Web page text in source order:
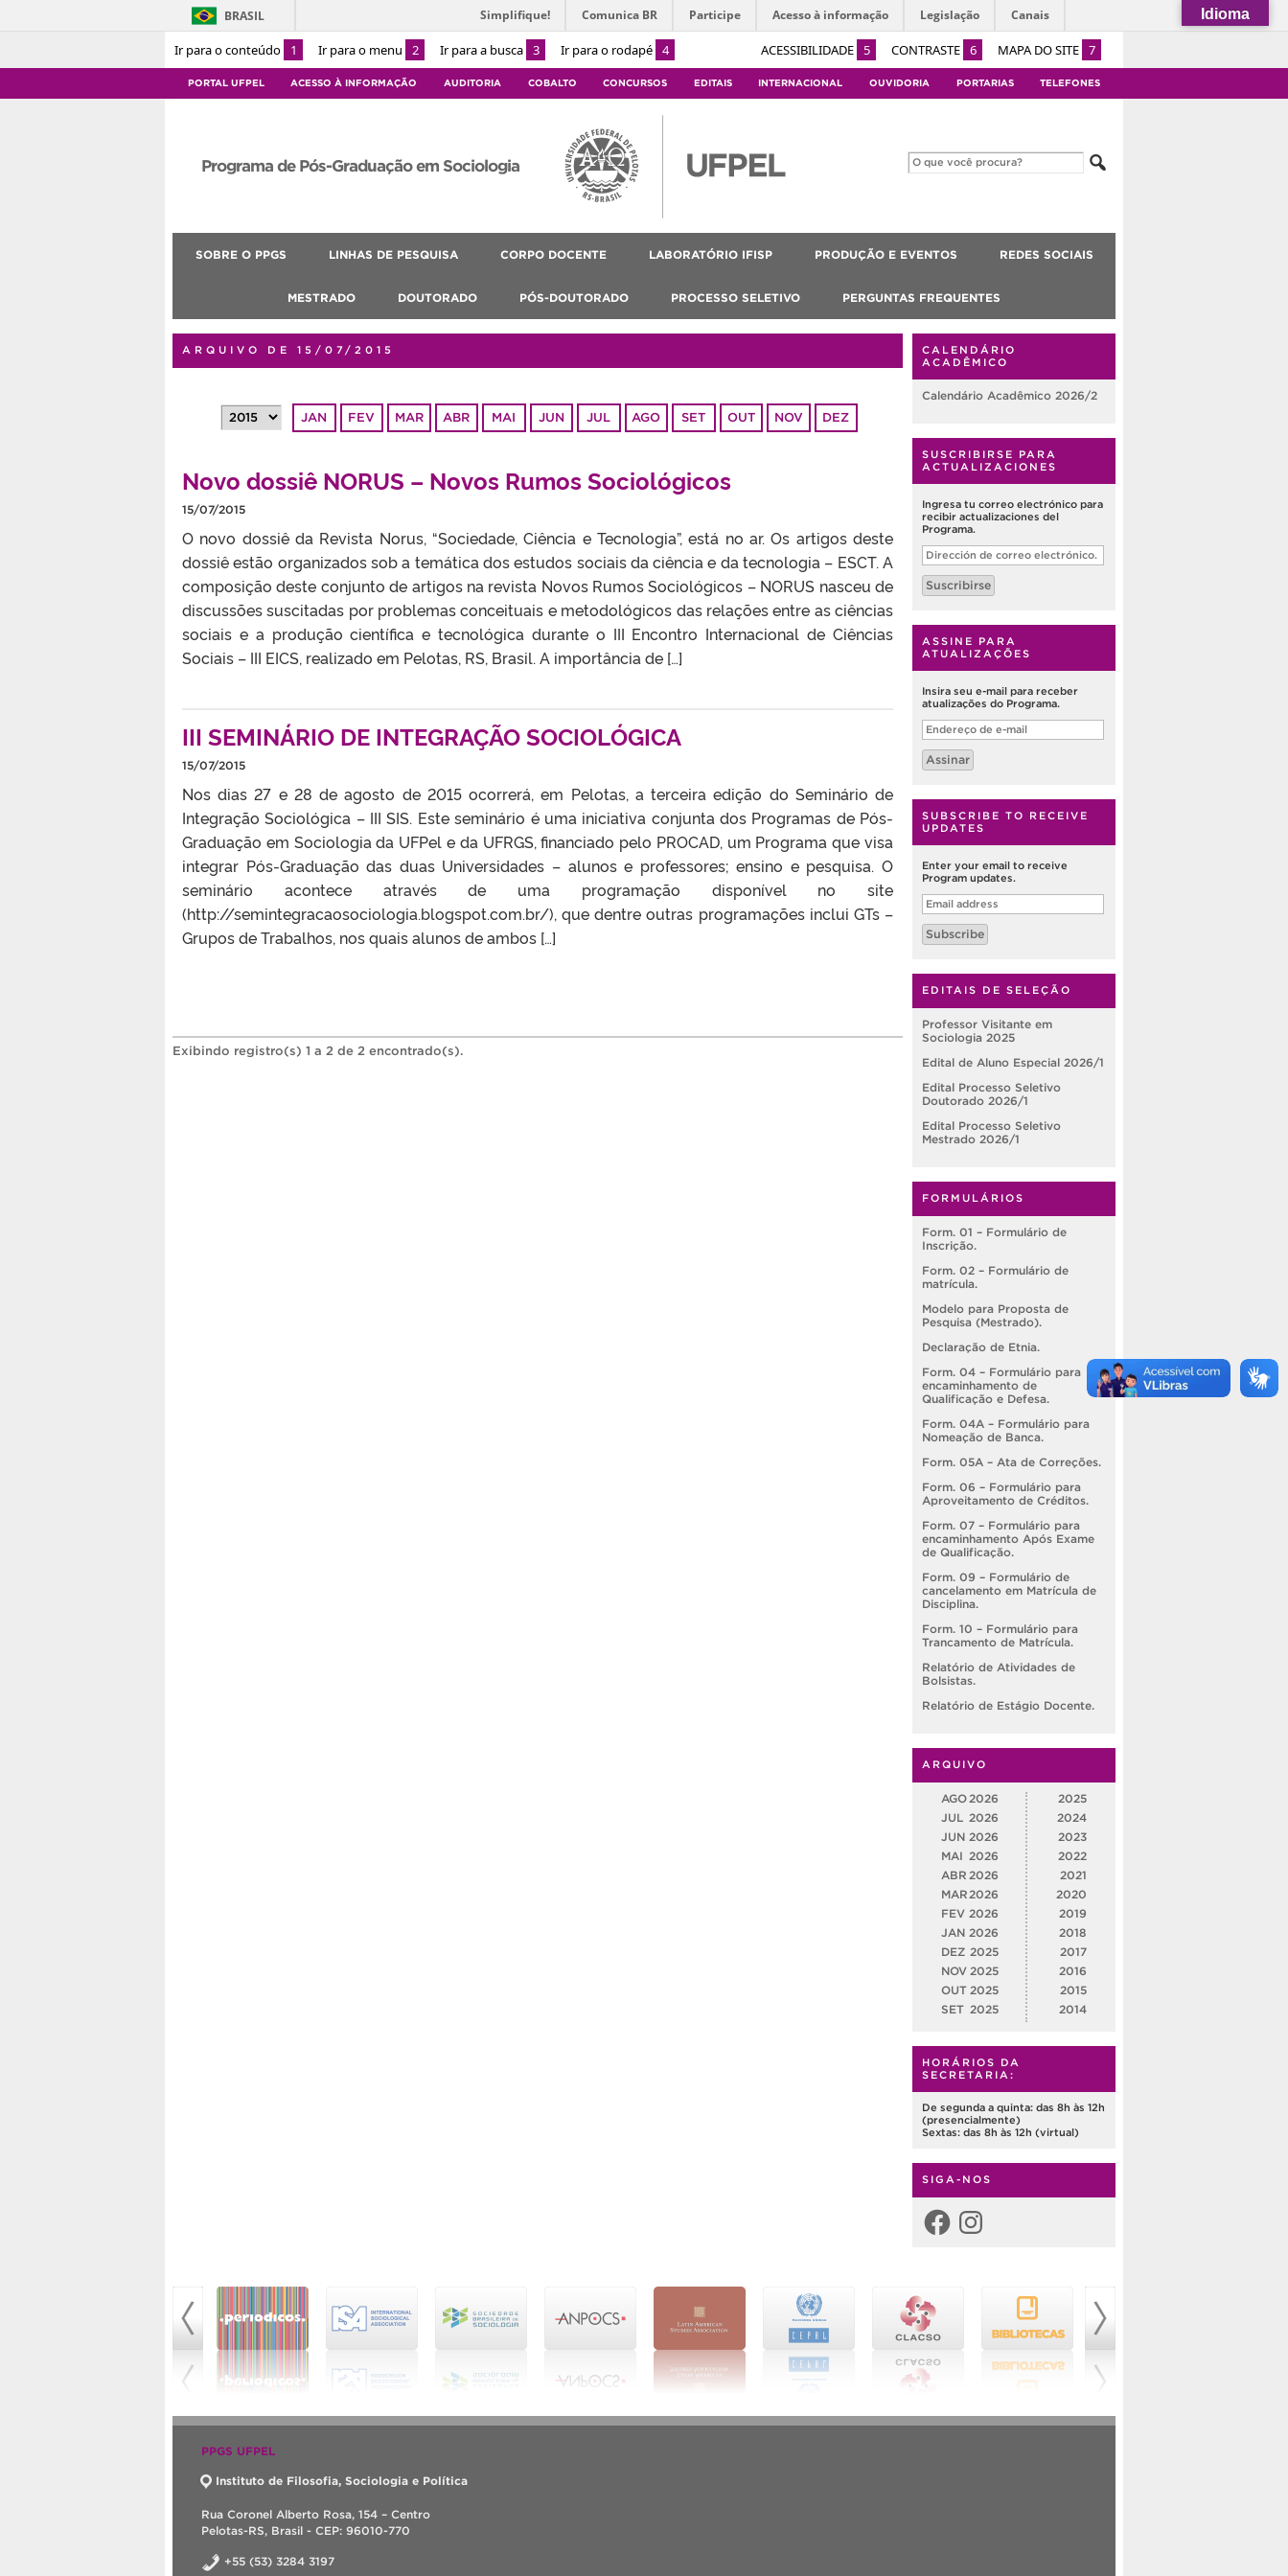
Ir para o conteúdo 1 Ir para o menu 2 Ir para a busca 3 Ir para o rodapé 4 ACESSIBILIDADE 5 CONTRASTE 6 MAPA DO SITE 7
BRASIL Simplifique! Comunica BR Participe Acesso à informação Legislação Canais
PORTAL UFPEL ACESSO À INFORMAÇÃO AUDITORIA COBALTO CONCURSOS EDITAIS INTERNACIONAL OUVIDORIA PORTARIAS TELEFONES
Programa de Pós-Graduação em Sociologia
SOBRE O PPGS LINHAS DE PESQUISA CORPO DOCENTE LABORATÓRIO IFISP PRODUÇÃO E EVENTOS REDES SOCIAIS
MESTRADO DOUTORADO PÓS-DOUTORADO PROCESSO SELETIVO PERGUNTAS FREQUENTES
ARQUIVO DE 15/07/2015
JAN FEV MAR ABR MAI JUN JUL AGO SET OUT NOV DEZ
Novo dossiê NORUS – Novos Rumos Sociológicos
15/07/2015
O novo dossiê da Revista Norus, “Sociedade, Ciência e Tecnologia”, está no ar. Os artigos deste
dossiê estão organizados sob a temática dos estudos sociais da ciência e da tecnologia – ESCT. A
composição deste conjunto de artigos na revista Novos Rumos Sociológicos – NORUS nasceu de
discussões suscitadas por problemas conceituais e metodológicos das relações entre as ciências
sociais e a produção científica e tecnológica durante o III Encontro Internacional de Ciências
Sociais – III EICS, realizado em Pelotas, RS, Brasil. A importância de […]
III SEMINÁRIO DE INTEGRAÇÃO SOCIOLÓGICA
15/07/2015
Nos dias 27 e 28 de agosto de 2015 ocorrerá, em Pelotas, a terceira edição do Seminário de
Integração Sociológica – III SIS. Este seminário é uma iniciativa conjunta dos Programas de Pós-
Graduação em Sociologia da UFPel e da UFRGS, financiado pelo PROCAD, um Programa que visa
integrar Pós-Graduação das duas Universidades – alunos e professores; ensino e pesquisa. O
seminário acontece através de uma programação disponível no site
(http://semintegracaosociologia.blogspot.com.br/), que dentre outras programações inclui GTs –
Grupos de Trabalhos, nos quais alunos de ambos […]
Exibindo registro(s) 1 a 2 de 2 encontrado(s).
CALENDÁRIO
ACADÊMICO
Calendário Acadêmico 2026/2
SUSCRIBIRSE PARA
ACTUALIZACIONES
Ingresa tu correo electrónico para
recibir actualizaciones del
Programa.
Dirección
de
correo
electrónico.
Suscribirse
ASSINE PARA
ATUALIZAÇÕES
Insira seu e-mail para receber
atualizações do Programa.
Endereço
de
e-
mail
Assinar
SUBSCRIBE TO RECEIVE
UPDATES
Enter your email to receive
Program updates.
Email
address
Subscribe
EDITAIS DE SELEÇÃO
Professor Visitante em
Sociologia 2025
Edital de Aluno Especial 2026/1
Edital Processo Seletivo
Doutorado 2026/1
Edital Processo Seletivo
Mestrado 2026/1
FORMULÁRIOS
Form. 01 – Formulário de
Inscrição.
Form. 02 – Formulário de
matrícula.
Modelo para Proposta de
Pesquisa (Mestrado).
Declaração de Etnia.
Form. 04 – Formulário para
encaminhamento de
Qualificação e Defesa.
Form. 04A – Formulário para
Nomeação de Banca.
Form. 05A – Ata de Correções.
Form. 06 – Formulário para
Aproveitamento de Créditos.
Form. 07 – Formulário para
encaminhamento Após Exame
de Qualificação.
Form. 09 – Formulário de
cancelamento em Matrícula de
Disciplina.
Form. 10 – Formulário para
Trancamento de Matrícula.
Relatório de Atividades de
Bolsistas.
Relatório de Estágio Docente.
ARQUIVO
AGO 2026
JUL 2026
JUN 2026
MAI
2026
ABR 2026
MAR 2026
FEV 2026
JAN 2026
DEZ 2025
NOV 2025
OUT 2025
SET 2025
2025
2024
2023
2022
2021
2020
2019
2018
2017
2016
2015
2014
HORÁRIOS DA
SECRETARIA:
De segunda a quinta: das 8h às 12h
(presencialmente)
Sextas: das 8h às 12h (virtual)
SIGA-NOS
FacebookInstagram
PPGS UFPEL
Instituto de Filosofia, Sociologia e Política
Rua Coronel Alberto Rosa, 154 – Centro
Pelotas-RS, Brasil - CEP: 96010-770
+55 (53) 3284 3197
Idioma